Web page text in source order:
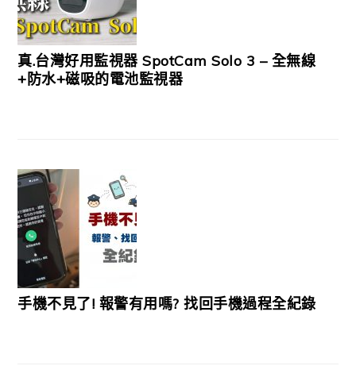
真.台灣好用監視器 SpotCam Solo 3 – 全無線
+防水+磁吸的電池監視器
手機不見了! 報警有用嗎? 找回手機過程全紀錄